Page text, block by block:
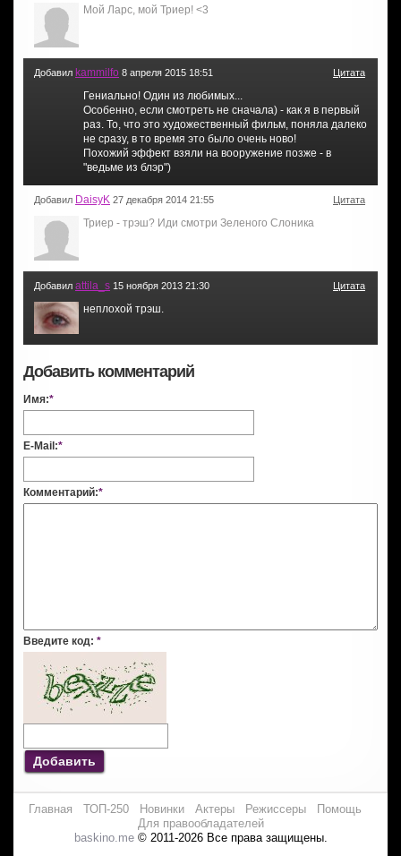
Мой Ларс, мой Триер! <3
Добавил kammilfo 8 апреля 2015 18:51 Цитата
Гениально! Один из любимых...
Особенно, если смотреть не сначала) - как я в первый
раз. То, что это художественный фильм, поняла далеко
не сразу, в то время это было очень ново!
Похожий эффект взяли на вооружение позже - в
"ведьме из блэр")
Добавил DaisyK 27 декабря 2014 21:55 Цитата
Триер - трэш? Иди смотри Зеленого Слоника
Добавил attila_s 15 ноября 2013 21:30 Цитата
неплохой трэш.
Добавить комментарий
Имя:*
E-Mail:*
Комментарий:*
Введите код: *
Добавить
Главная ТОП-250 Новинки Актеры Режиссеры
Помощь
Для правообладателей
baskino.me© 2011-2026 Все права защищены.